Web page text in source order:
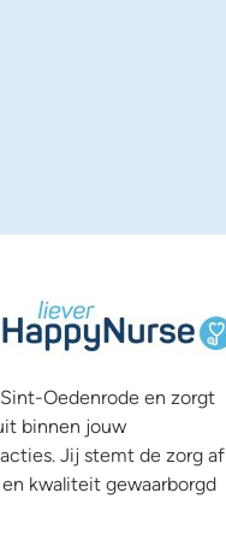
Oedenrode en zorgt
binnen jouw
Jij stemt de zorg af
kwaliteit gewaarborgd